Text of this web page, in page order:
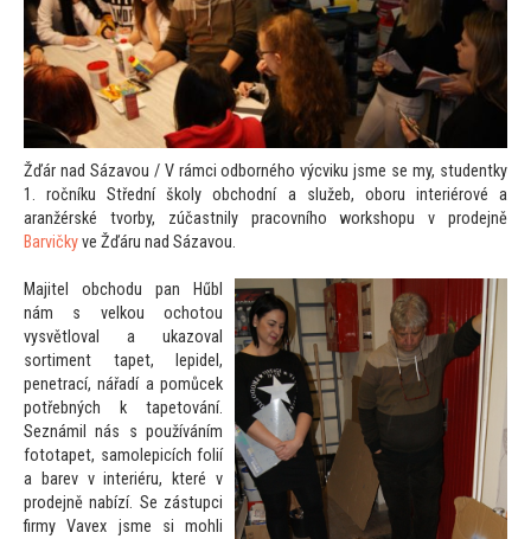
Žďár nad Sázavou / V rámci odborného výcviku jsme se my, studentky
1. ročníku Střední školy obchodní a služeb, oboru interiérové a
aranžérské tvorby, zúčastnily pracovního workshopu v prodejně
Barvičkyve Žďáru nad Sázavou.
Majitel obchodu pan Hűbl
nám s velkou ochotou
vysvětloval a ukazoval
sortiment tapet, lepidel,
penetrací, nářadí a pomůcek
potřebných k tapetování.
Seznámil nás s používáním
fototapet, samolepicích folií
a barev v interiéru, které v
prodejně nabízí. Se zástupci
firmy Vavex jsme si mohli